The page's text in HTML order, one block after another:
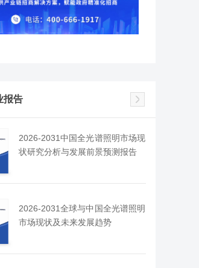
报告
2026-2031中国全光谱照明市场现
状研究分析与发展前景预测报告
2026-2031全球与中国全光谱照明
市场现状及未来发展趋势